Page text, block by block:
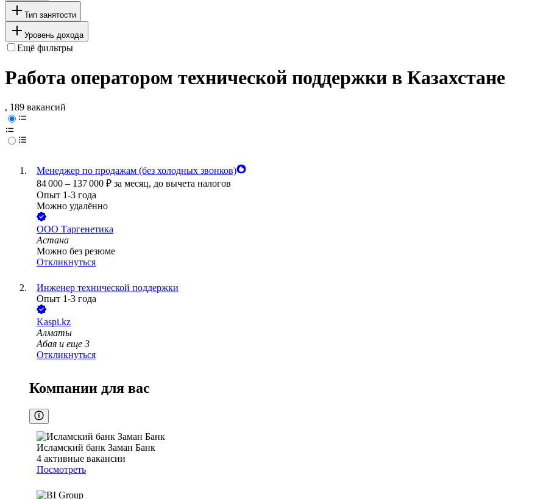
Тип занятости
Уровень дохода
Ещё фильтры
Работа оператором технической поддержки в Казахстане
, 189 вакансий
Менеджер по продажам (без холодных звонков)
84 000 – 137 000 ₽ за месяц, до вычета налогов
Опыт 1-3 года
Можно удалённо
ООО Таргенетика
Астана
Можно без резюме
Откликнуться
Инженер технической поддержки
Опыт 1-3 года
Kaspi.kz
Алматы
Абая и еще 3
Откликнуться
Компании для вас
Исламский банк Заман Банк
4 активные вакансии
Посмотреть